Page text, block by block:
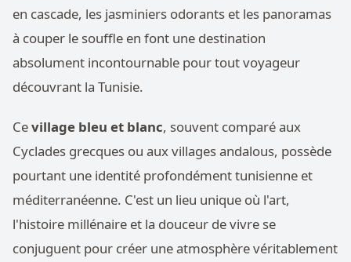
en cascade, les jasminiers odorants et les panoramas
à couper le souffle en font une destination
absolument incontournable pour tout voyageur
découvrant la Tunisie.
Cevillage bleu et blanc, souvent comparé aux
Cyclades grecques ou aux villages andalous, possède
pourtant une identité profondément tunisienne et
méditerranéenne. C'est un lieu unique où l'art,
l'histoire millénaire et la douceur de vivre se
conjuguent pour créer une atmosphère véritablement